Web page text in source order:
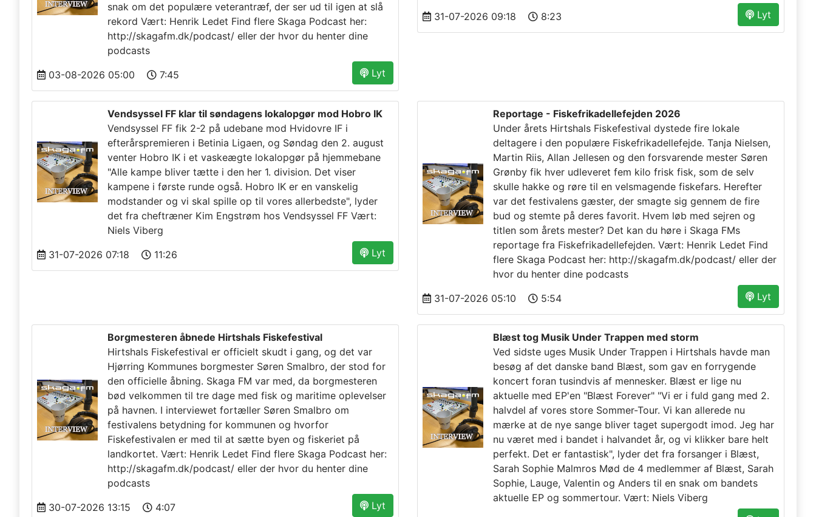
snak om det populære veterantræf, der ser ud til igen at slå
rekord Vært: Henrik Ledet Find flere Skaga Podcast her:
http://skagafm.dk/podcast/ eller der hvor du henter dine
podcasts
Lyt
03-08-2026 05:00 7:45
Lyt
31-07-2026 09:18 8:23
Vendsyssel FF klar til søndagens lokalopgør mod Hobro IK
Vendsyssel FF fik 2-2 på udebane mod Hvidovre IF i
efterårspremieren i Betinia Ligaen, og Søndag den 2. august
venter Hobro IK i et vaskeægte lokalopgør på hjemmebane
"Alle kampe bliver tætte i den her 1. division. Det viser
kampene i første runde også. Hobro IK er en vanskelig
modstander og vi skal spille op til vores allerbedste", lyder
det fra cheftræner Kim Engstrøm hos Vendsyssel FF Vært:
Niels Viberg
Lyt
31-07-2026 07:18 11:26
Reportage - Fiskefrikadellefejden 2026
Under årets Hirtshals Fiskefestival dystede fire lokale
deltagere i den populære Fiskefrikadellefejde. Tanja Nielsen,
Martin Riis, Allan Jellesen og den forsvarende mester Søren
Grønby fik hver udleveret fem kilo frisk fisk, som de selv
skulle hakke og røre til en velsmagende fiskefars. Herefter
var det festivalens gæster, der smagte sig gennem de fire
bud og stemte på deres favorit. Hvem løb med sejren og
titlen som årets mester? Det kan du høre i Skaga FMs
reportage fra Fiskefrikadellefejden. Vært: Henrik Ledet Find
flere Skaga Podcast her: http://skagafm.dk/podcast/ eller der
hvor du henter dine podcasts
Lyt
31-07-2026 05:10 5:54
Borgmesteren åbnede Hirtshals Fiskefestival
Hirtshals Fiskefestival er officielt skudt i gang, og det var
Hjørring Kommunes borgmester Søren Smalbro, der stod for
den officielle åbning. Skaga FM var med, da borgmesteren
bød velkommen til tre dage med fisk og maritime oplevelser
på havnen. I interviewet fortæller Søren Smalbro om
festivalens betydning for kommunen og hvorfor
Fiskefestivalen er med til at sætte byen og fiskeriet på
landkortet. Vært: Henrik Ledet Find flere Skaga Podcast her:
http://skagafm.dk/podcast/ eller der hvor du henter dine
podcasts
Lyt
30-07-2026 13:15 4:07
Blæst tog Musik Under Trappen med storm
Ved sidste uges Musik Under Trappen i Hirtshals havde man
besøg af det danske band Blæst, som gav en forrygende
koncert foran tusindvis af mennesker. Blæst er lige nu
aktuelle med EP'en "Blæst Forever" "Vi er i fuld gang med 2.
halvdel af vores store Sommer-Tour. Vi kan allerede nu
mærke at de nye sange bliver taget supergodt imod. Jeg har
nu været med i bandet i halvandet år, og vi klikker bare helt
perfekt. Det er fantastisk", lyder det fra forsanger i Blæst,
Sarah Sophie Malmros Mød de 4 medlemmer af Blæst, Sarah
Sophie, Lauge, Valentin og Anders til en snak om bandets
aktuelle EP og sommertour. Vært: Niels Viberg